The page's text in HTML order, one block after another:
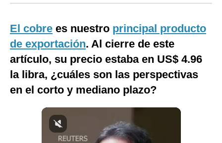
Internacional
Tecnología
Club del Suscriptor
Mix
Notas Contratadas
El cobre es nuestro principal producto
de exportación. Al cierre de este
artículo, su precio estaba en US$ 4.96
la libra, ¿cuáles son las perspectivas
en el corto y mediano plazo?